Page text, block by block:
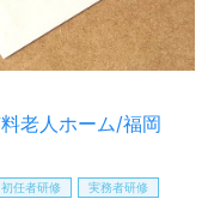
老人ホーム/福岡
初任者研修 実務者研修